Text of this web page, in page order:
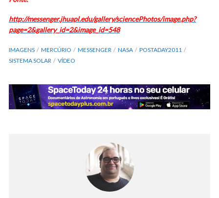
http://messenger.jhuapl.edu/gallery/sciencePhotos/image.php?
page=2&gallery_id=2&image_id=548
IMAGENS MERCÚRIO MESSENGER NASA
POSTADAY2011
SISTEMA SOLAR
VÍDEO